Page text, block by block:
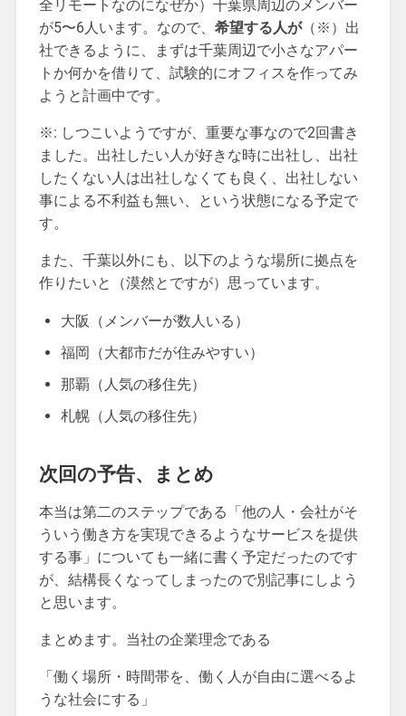
全リモートなのになぜか）千葉県周辺のメンバー
が5〜6人います。なので、 希望する人が（※）出
社できるように、まずは千葉周辺で小さなアパー
トか何かを借りて、試験的にオフィスを作ってみ
ようと計画中です。
※: しつこいようですが、重要な事なので2回書き
ました。出社したい人が好きな時に出社し、出社
したくない人は出社しなくても良く、出社しない
事による不利益も無い、という状態になる予定で
す。
また、千葉以外にも、以下のような場所に拠点を
作りたいと（漠然とですが）思っています。
大阪（メンバーが数人いる）
福岡（大都市だが住みやすい）
那覇（人気の移住先）
札幌（人気の移住先）
次回の予告、まとめ
本当は第二のステップである「他の人・会社がそ
ういう働き方を実現できるようなサービスを提供
する事」についても一緒に書く予定だったのです
が、結構長くなってしまったので別記事にしよう
と思います。
まとめます。当社の企業理念である
「働く場所・時間帯を、働く人が自由に選べるよ
うな社会にする」